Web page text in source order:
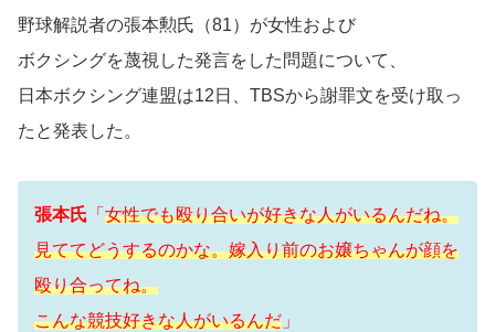
野球解説者の張本勲氏（81）が女性および
ボクシングを蔑視した発言をした問題について、
日本ボクシング連盟は12日、TBSから謝罪文を受け取っ
たと発表した。
張本氏 「 女性でも殴り合いが好きな人がいるんだね。
見ててどうするのかな。嫁入り前のお嬢ちゃんが顔を
殴り合ってね。
こんな競技好きな人がいるんだ 」